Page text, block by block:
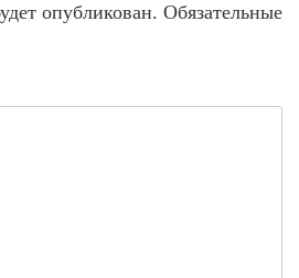
опубликован. Обязательные